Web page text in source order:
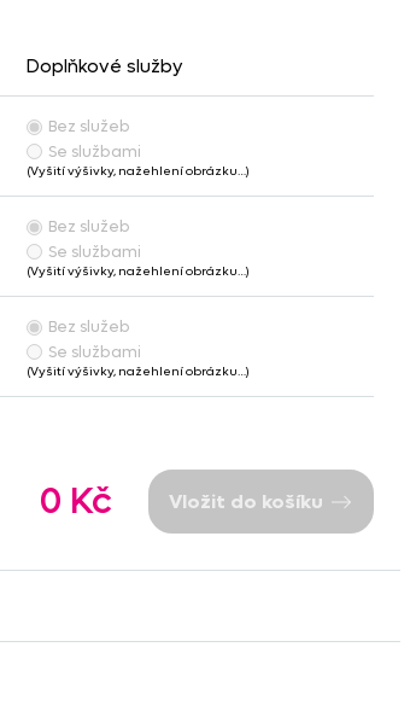
Doplňkové služby
Bez služeb
Se službami
(Vyšití výšivky, nažehlení obrázku…)
Bez služeb
Se službami
(Vyšití výšivky, nažehlení obrázku…)
Bez služeb
Se službami
(Vyšití výšivky, nažehlení obrázku…)
0 Kč Vložit do košíku